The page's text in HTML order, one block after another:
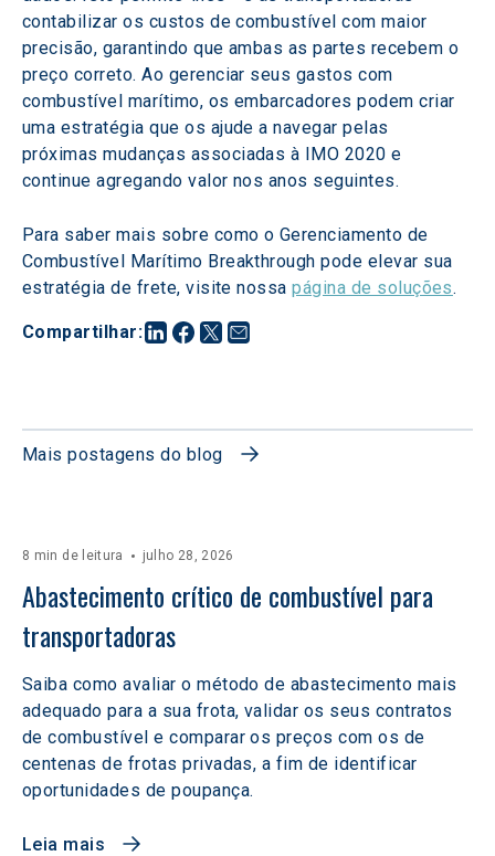
Compartilhar:
contabilizar os custos de combustível com maior
precisão, garantindo que ambas as partes recebem o
preço correto. Ao gerenciar seus gastos com
combustível marítimo, os embarcadores podem criar
uma estratégia que os ajude a navegar pelas
próximas mudanças associadas à IMO 2020 e
continue agregando valor nos anos seguintes.
Para saber mais sobre como o Gerenciamento de
Combustível Marítimo Breakthrough pode elevar sua
estratégia de frete, visite nossa página de soluções.
Mais postagens do blog
8 min de leitura julho 28, 2026
Abastecimento crítico de combustível para
transportadoras
Saiba como avaliar o método de abastecimento mais
adequado para a sua frota, validar os seus contratos
de combustível e comparar os preços com os de
centenas de frotas privadas, a fim de identificar
oportunidades de poupança.
Leia mais